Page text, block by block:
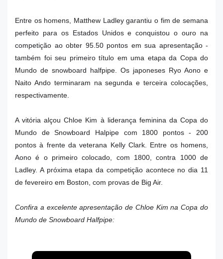
Entre os homens, Matthew Ladley garantiu o fim de semana
perfeito para os Estados Unidos e conquistou o ouro na
competição ao obter 95.50 pontos em sua apresentação -
também foi seu primeiro título em uma etapa da Copa do
Mundo de snowboard halfpipe. Os japoneses Ryo Aono e
Naito Ando terminaram na segunda e terceira colocações,
respectivamente.
A vitória alçou Chloe Kim à liderança feminina da Copa do
Mundo de Snowboard Halpipe com 1800 pontos - 200
pontos à frente da veterana Kelly Clark. Entre os homens,
Aono é o primeiro colocado, com 1800, contra 1000 de
Ladley. A próxima etapa da competição acontece no dia 11
de fevereiro em Boston, com provas de Big Air.
Confira a excelente apresentação de Chloe Kim na Copa do
Mundo de Snowboard Halfpipe: